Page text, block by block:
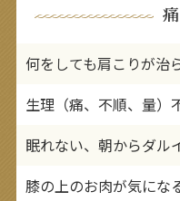
何をしても肩こりが治
生理（痛、不順、量）
眠れない、朝からダル
膝の上のお肉が気にな